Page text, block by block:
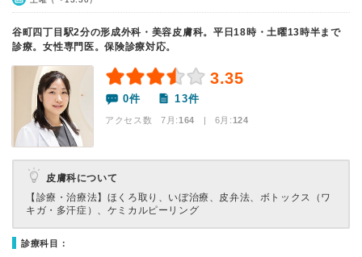
谷町四丁目駅2分の形成外科・美容皮膚科。平日18時・土曜13時半まで
診療。女性専門医。保険診療対応。
3.35
0件 13件
アクセス数 7月:164 | 6月:124
皮膚科について
【診療・治療法】 ほくろ取り、いぼ治療、皮弁法、ボトックス（ワ
キガ・多汗症）、ケミカルピーリング
診療科目：